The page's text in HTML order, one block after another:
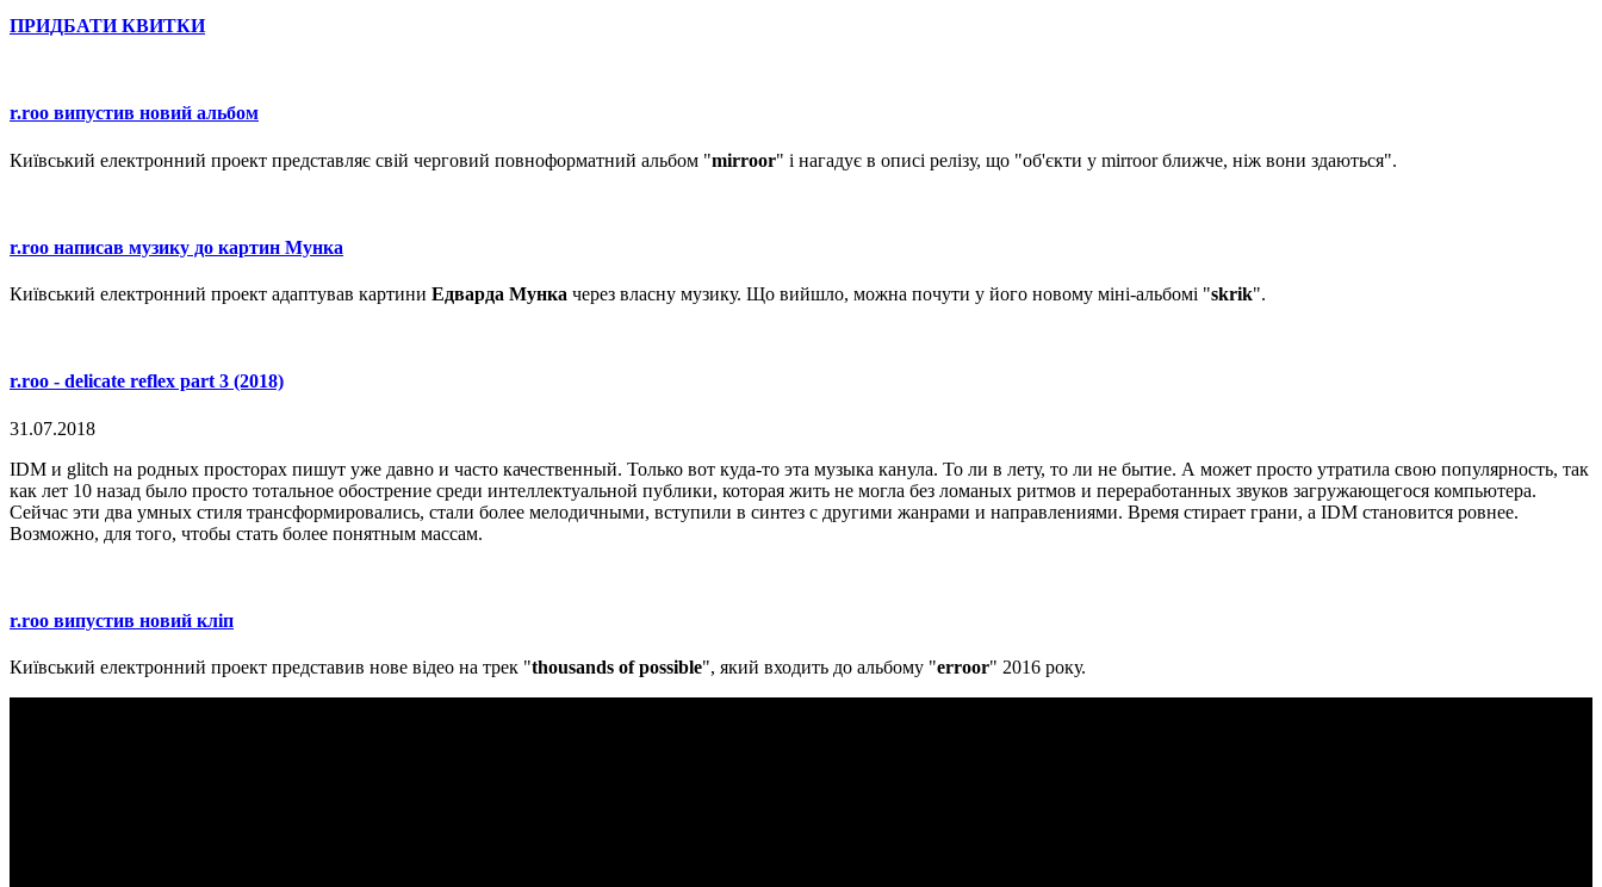
ПРИДБАТИ КВИТКИ
r.roo випустив новий альбом
Київський електронний проект представляє свій черговий повноформатний альбом "mirroor" і нагадує в описі релізу, що "об'єкти у mirroor ближче, ніж вони здаються".
r.roo написав музику до картин Мунка
Київський електронний проект адаптував картини Едварда Мунка через власну музику. Що вийшло, можна почути у його новому міні-альбомі "skrik".
r.roo - delicate reflex part 3 (2018)
31.07.2018
IDM и glitch на родных просторах пишут уже давно и часто качественный. Только вот куда-то эта музыка канула. То ли в лету, то ли не бытие. А может просто утратила свою популярность, так
как лет 10 назад было просто тотальное обострение среди интеллектуальной публики, которая жить не могла без ломаных ритмов и переработанных звуков загружающегося компьютера.
Сейчас эти два умных стиля трансформировались, стали более мелодичными, вступили в синтез с другими жанрами и направлениями. Время стирает грани, а IDM становится ровнее.
Возможно, для того, чтобы стать более понятным массам.
r.roo випустив новий кліп
Київський електронний проект представив нове відео на трек "thousands of possible", який входить до альбому "erroor" 2016 року.